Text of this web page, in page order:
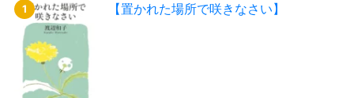
【置かれた場所で咲きなさい】